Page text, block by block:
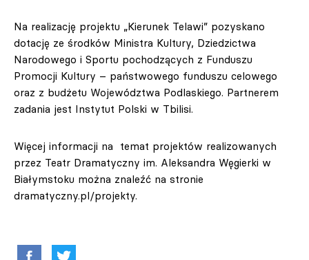
Na realizację projektu „Kierunek Telawi” pozyskano
dotację ze środków Ministra Kultury, Dziedzictwa
Narodowego i Sportu pochodzących z Funduszu
Promocji Kultury – państwowego funduszu celowego
oraz z budżetu Województwa Podlaskiego. Partnerem
zadania jest Instytut Polski w Tbilisi.
Więcej informacji na temat projektów realizowanych
przez Teatr Dramatyczny im. Aleksandra Węgierki w
Białymstoku można znaleźć na stronie
dramatyczny.pl/projekty.